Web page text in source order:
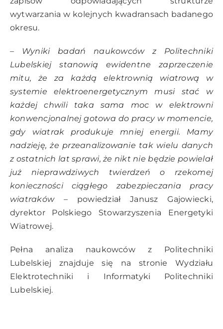
wytwarzania w kolejnych kwadransach badanego
okresu.
– Wyniki badań naukowców z Politechniki
Lubelskiej stanowią ewidentne zaprzeczenie
mitu, że za każdą elektrownią wiatrową w
systemie elektroenergetycznym musi stać w
każdej chwili taka sama moc w elektrowni
konwencjonalnej gotowa do pracy w momencie,
gdy wiatrak produkuje mniej energii. Mamy
nadzieję, że przeanalizowanie tak wielu danych
z ostatnich lat sprawi, że nikt nie będzie powielał
już nieprawdziwych twierdzeń o rzekomej
konieczności ciągłego zabezpieczania pracy
wiatraków – powiedział Janusz Gajowiecki,
dyrektor Polskiego Stowarzyszenia Energetyki
Wiatrowej.
Pełna analiza naukowców z Politechniki
Lubelskiej znajduje się na stronie Wydziału
Elektrotechniki i Informatyki Politechniki
Lubelskiej.